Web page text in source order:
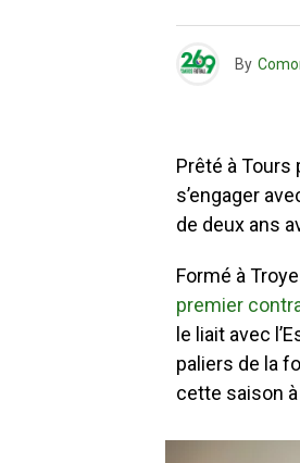
By
Prêté à Tours
s’engager
de deux ans
Formé à
premier
le liait avec
paliers de la
cette saison